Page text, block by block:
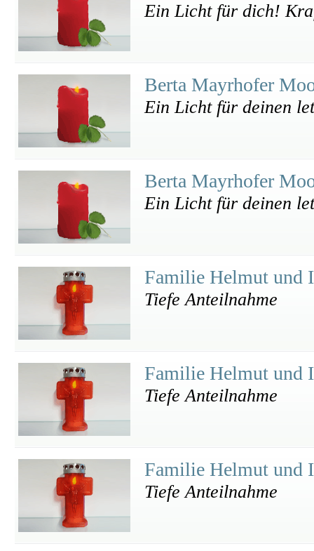
Ein Licht für dich!
Berta Mayrhofer
Ein Licht für deinen
Berta Mayrhofer
Ein Licht für deinen
Familie Helmut und
Tiefe Anteilnahme
Familie Helmut und
Tiefe Anteilnahme
Familie Helmut und
Tiefe Anteilnahme